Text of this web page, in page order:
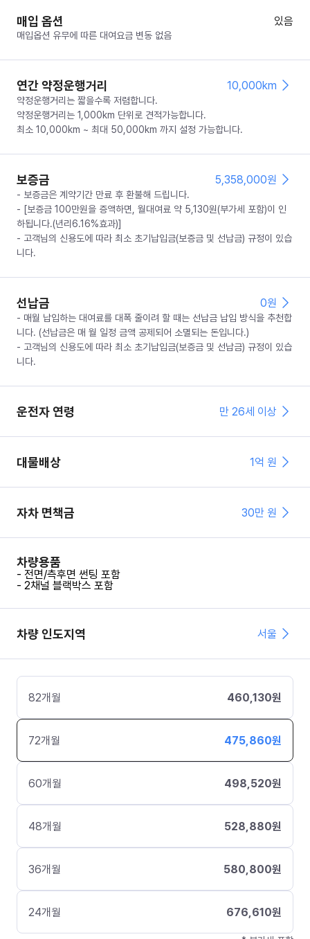
매입 옵션 있음
매입옵션 유무에 따른 대여요금 변동 없음
연간 약정운행거리 10,000km
약정운행거리는 짧을수록 저렴합니다.
약정운행거리는 1,000km 단위로 견적가능합니다.
최소 10,000km ~ 최대 50,000km 까지 설정 가능합니다.
보증금 5,358,000원
- 보증금은 계약기간 만료 후 환불해 드립니다.
- [보증금 100만원을 증액하면, 월대여료 약 5,130원(부가세 포함)이 인
하됩니다.(년리6.16%효과)]
- 고객님의 신용도에 따라 최소 초기납입금(보증금 및 선납금) 규정이 있습
니다.
선납금 0원
- 매월 납입하는 대여료를 대폭 줄이려 할 때는 선납금 납입 방식을 추천합
니다. (선납금은 매 월 일정 금액 공제되어 소멸되는 돈입니다.)
- 고객님의 신용도에 따라 최소 초기납입금(보증금 및 선납금) 규정이 있습
니다.
운전자 연령 만 26세 이상
대물배상 1억 원
자차 면책금 30만 원
차량용품
- 전면/측후면 썬팅 포함
- 2채널 블랙박스 포함
차량 인도지역 서울
82개월 460,130원
72개월 475,860원
60개월 498,520원
48개월 528,880원
36개월 580,800원
24개월 676,610원